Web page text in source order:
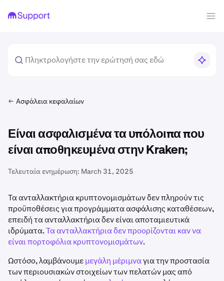
Ασφάλεια κεφαλαίων
Είναι ασφαλισμένα τα υπόλοιπα που
είναι αποθηκευμένα στην Kraken;
Τελευταία ενημέρωση: March 31, 2025
Τα ανταλλακτήρια κρυπτονομισμάτων δεν πληρούν τις
προϋποθέσεις για προγράμματα ασφάλισης καταθέσεων,
επειδή τα ανταλλακτήρια δεν είναι αποταμιευτικά
ιδρύματα.Τα ανταλλακτήρια δεν προορίζονται καν να
είναι πορτοφόλια κρυπτονομισμάτων.
Ωστόσο, λαμβάνουμεμεγάλη μέριμναγια την προστασία
των περιουσιακών στοιχείων των πελατών μας από